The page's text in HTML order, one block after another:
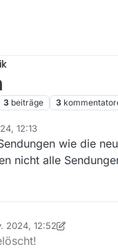
3 beiträge 3
12:13
wie die
nicht alle
2024, 12:52